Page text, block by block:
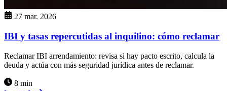
27 mar. 2026
IBI y tasas repercutidas al inquilino: cómo reclamar
Reclamar IBI arrendamiento: revisa si hay pacto escrito, calcula la
deuda y actúa con más seguridad jurídica antes de reclamar.
8 min